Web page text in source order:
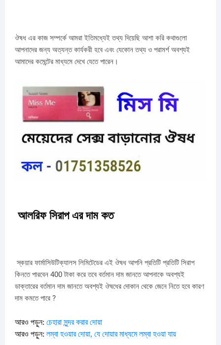
ঔষধ এর কাজ সম্পর্কে আমরা ইতিমধ্যেই তথ্য দিয়েছি আশা করি কথাগুলো
আপনাদের জন্য অত্যন্ত কার্যকরী হবে এবং যেকোন তথ্য ও পরামর্শ অবশ্যই
আমাদের কমেন্টের মাধ্যমে দেখে যেতে পারেন।
আলরিফ সিরাপ এর দাম কত
স্কয়ার ফার্মাসিউটিক্যালস লিমিটেডের এই ঔষধ আপনি প্রতিটি প্রতিটি সিরাপ
কিনতে পারবেন 400 টাকা করে তবে বর্তমান দাম জানতে আপনাকে অবশ্যই
ডাক্তারের বর্তমান দাম জানতে অবশ্যই ঔষধের দোকান থেকে জেনে নিতে হবে কারণ
দাম কমতে পারে ?
আরও পড়ুন: চেহারা সুন্দর করার দোয়া
আরও পড়ুন: লম্বা হওয়ার দোয়া, যে দোয়ার মাধ্যমে লম্বা হওয়া যায়